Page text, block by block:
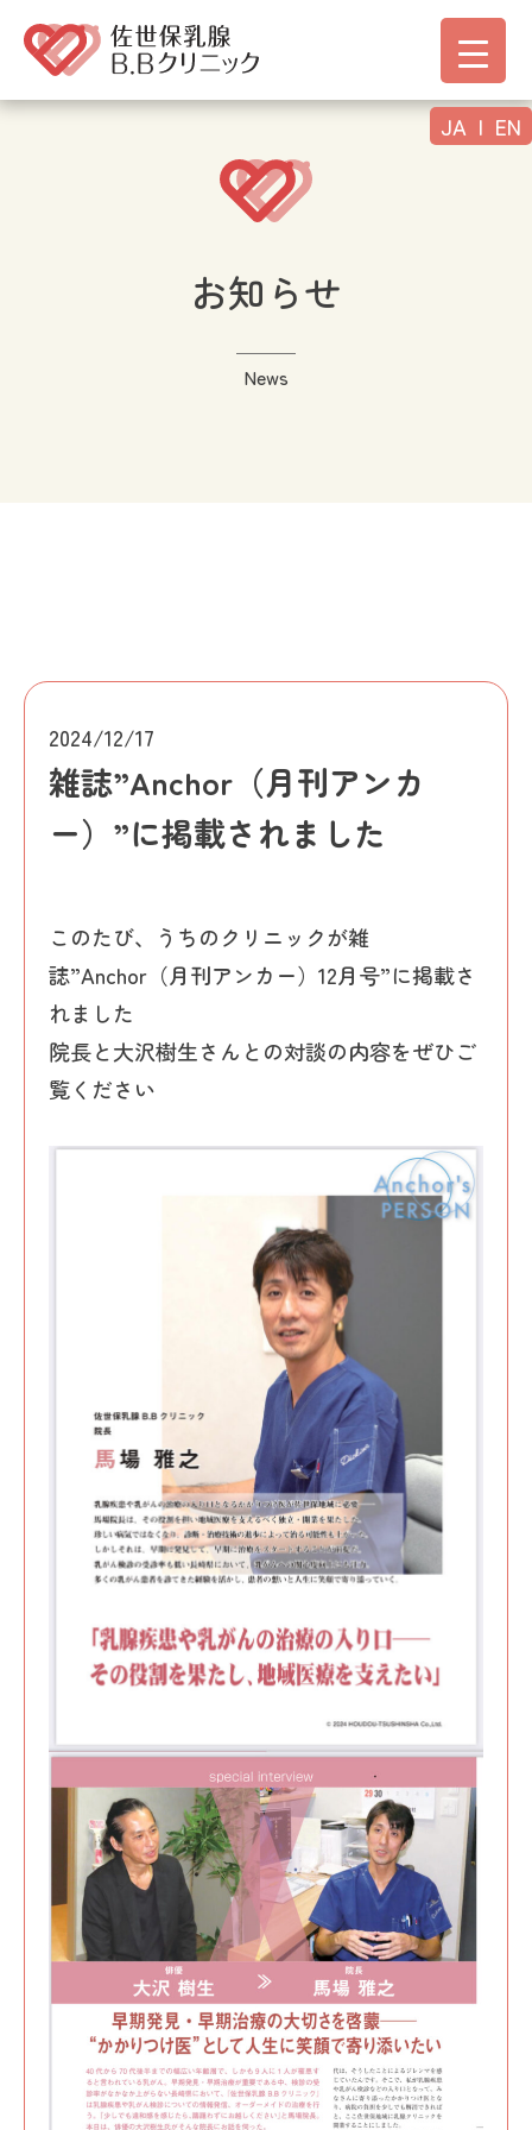
JA | EN
お知らせ
News
2024/12/17
雑誌”Anchor（月刊アンカ
ー）”に掲載されました
このたび、うちのクリニックが雑
誌”Anchor（月刊アンカー）12月号”に掲載さ
れました
院長と大沢樹生さんとの対談の内容をぜひご
覧ください